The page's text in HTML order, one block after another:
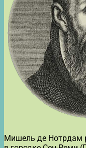
Мишель де Нотрдам